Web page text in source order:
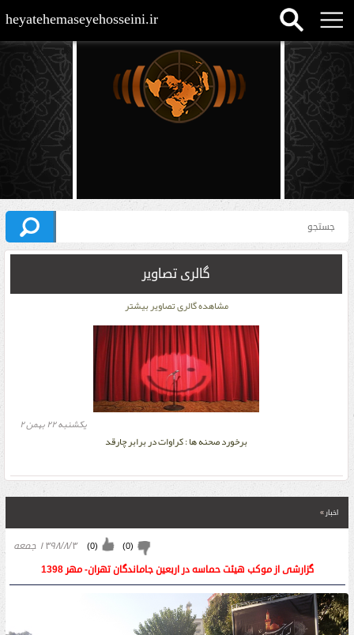
heyatehemaseyehosseini.ir
گالری تصاویر
برخورد صحنه ها : کراوات در برابر چارقد
يكشنبه ۲۲ بهمن ۲
مشاهده گالری تصاویر بیشتر
اخبار»
۱۳۹۸/۸/۳ جمعه (
0
) (
0
)
گزارشی از موکب هیئت حماسه در اربعین جاماندگان تهران- مهر 1398